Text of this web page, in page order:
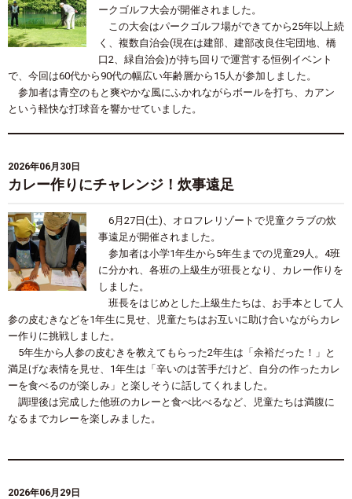
ークゴルフ大会が開催されました。
この大会はパークゴルフ場ができてから25年以上続
く、複数自治会(現在は建部、建部改良住宅団地、橋
口2、緑自治会)が持ち回りで運営する恒例イベント
で、今回は60代から90代の幅広い年齢層から 15人が参加しました。
参加者は青空のもと爽やかな風にふかれながらボールを打ち、カアン
という軽快な打球音を響かせていました。
2026年06月30日
カレー作りにチャレンジ！炊事遠足
6月27日(土)、オロフレリゾートで児童クラブの炊
事遠足が開催されました。
参加者は小学1年生から5年生までの児童29人。4班
に分かれ、各班の上級生が班長となり、カレー作りを
しました。
班長をはじめとした上級生たちは、お手本として人
参の皮むきなどを1年生に見せ、児童たちはお互いに助け合いながらカレ
ー作りに挑戦しました。
5年生から人参の皮むきを教えてもらった2年生は「余裕だった！」と
満足げな表情を見せ、1年生は「辛いのは苦手だけど、自分の作ったカレ
ーを食べるのが楽しみ」と楽しそうに話してくれました。
調理後は完成した他班のカレーと食べ比べるなど、児童たちは満腹に
なるまでカレーを楽しみました。
2026年06月29日